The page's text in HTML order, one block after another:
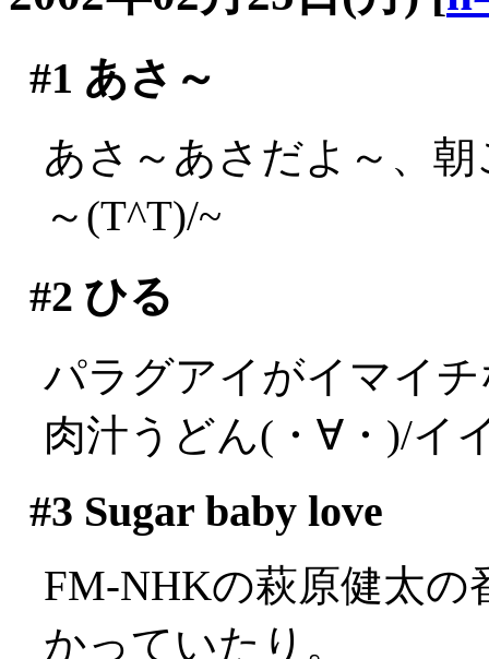
#1 あさ～
あさ～あさだよ～、
～(T^T)/~
#2 ひる
パラグアイがイマイ
肉汁うどん(・∀・)/イ
#3 Sugar baby love
FM-NHKの萩原健太
かっていたり。